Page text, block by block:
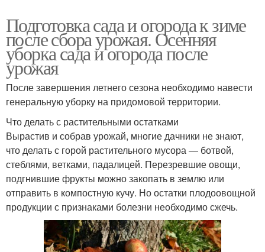
Подготовка сада и огорода к зиме
после сбора урожая. Осенняя
уборка сада и огорода после
урожая
После завершения летнего сезона необходимо навести
генеральную уборку на придомовой территории.
Что делать с растительными остатками
Вырастив и собрав урожай, многие дачники не знают,
что делать с горой растительного мусора — ботвой,
стеблями, ветками, падалицей. Перезревшие овощи,
подгнившие фрукты можно закопать в землю или
отправить в компостную кучу. Но остатки плодоовощной
продукции с признаками болезни необходимо сжечь.